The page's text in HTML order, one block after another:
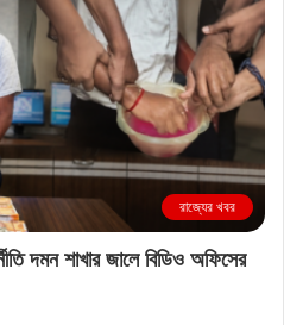
রাজ্যের খবর
দমন শাখার জালে বিডিও অফিসের